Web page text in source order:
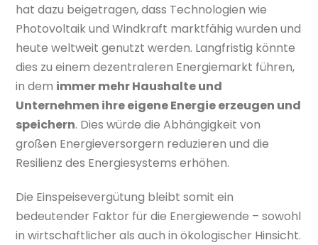
hat dazu beigetragen, dass Technologien wie
Photovoltaik und Windkraft marktfähig wurden und
heute weltweit genutzt werden. Langfristig könnte
dies zu einem dezentraleren Energiemarkt führen,
in dem immer mehr Haushalte und
Unternehmen ihre eigene Energie erzeugen und
speichern. Dies würde die Abhängigkeit von
großen Energieversorgern reduzieren und die
Resilienz des Energiesystems erhöhen.
Die Einspeisevergütung bleibt somit ein
bedeutender Faktor für die Energiewende – sowohl
in wirtschaftlicher als auch in ökologischer Hinsicht.